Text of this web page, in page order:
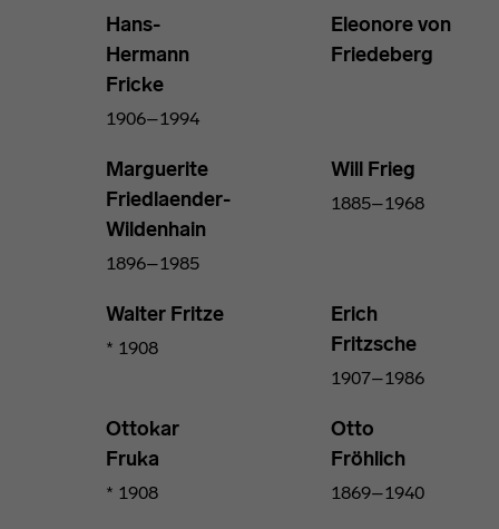
Hans-
Hermann
Fricke
1906–1994
Eleonore von
Friedeberg
Marguerite
Friedlaender-
Wildenhain
1896–1985
Will Frieg
1885–1968
Walter Fritze
* 1908
Erich
Fritzsche
1907–1986
Ottokar
Fruka
* 1908
Otto
Fröhlich
1869–1940